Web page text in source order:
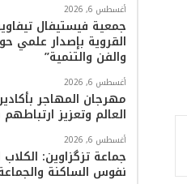
أغسطس 6, 2026
جمعية فيستيفال
القروية بإصدار علمي
والفن والتنمية”
أغسطس 6, 2026
مهرجان المهاجر
العالم وتعزيز
أغسطس 6, 2026
جماعة تزگزاوين:
نفوس الساكنة